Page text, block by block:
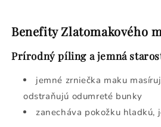
Benefity Zlatomakového
Prírodný píling a jemná
jemné zrniečka maku
odstraňujú odumreté bunky
zanecháva pokožku hladkú,